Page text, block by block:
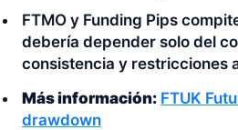
FTMO y Funding Pips
debería depender solo del
consistencia y restricciones
Más información: FTUK
drawdown